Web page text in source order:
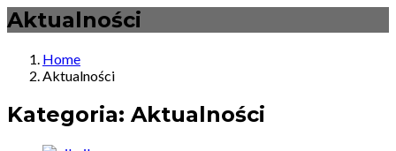
Aktualności
Home
Aktualności
Kategoria: Aktualności